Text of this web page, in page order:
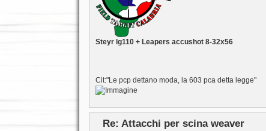
Steyr lg110 + Leapers accushot 8-32x56
Cit:"Le pcp dettano moda, la 603 pca detta legge"
Re: Attacchi per scina weaver